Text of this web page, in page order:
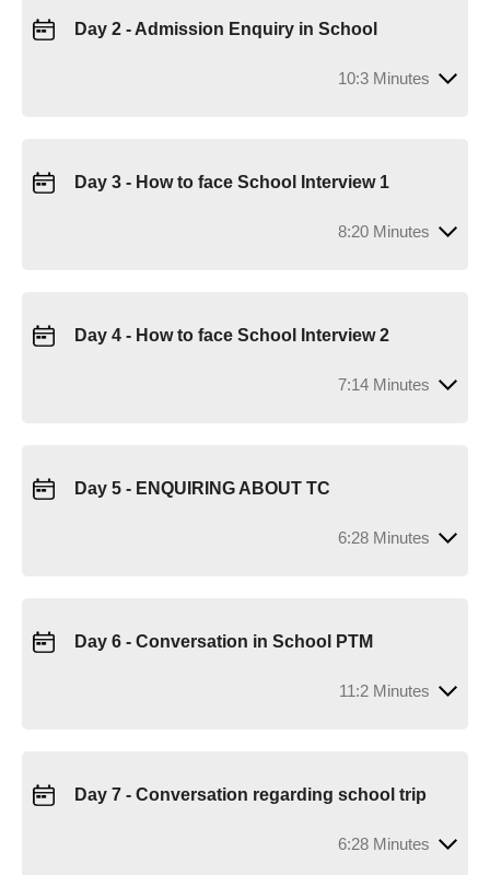
Day 2 - Admission Enquiry in School
10:3 Minutes
Day 3 - How to face School Interview 1
8:20 Minutes
Day 4 - How to face School Interview 2
7:14 Minutes
Day 5 - ENQUIRING ABOUT TC
6:28 Minutes
Day 6 - Conversation in School PTM
11:2 Minutes
Day 7 - Conversation regarding school trip
6:28 Minutes